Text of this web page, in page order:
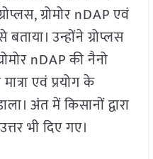
ग्रोमोर nDAP एवं
उन्होंने ग्रोप्लस
nDAP की नैनो
एवं प्रयोग के
अंत में किसानों द्वारा
भी दिए गए।